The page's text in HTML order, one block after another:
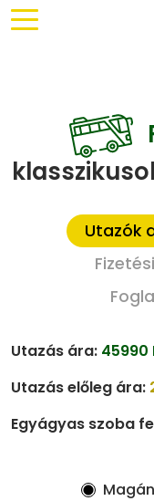
Utazók
Utazás ára:
Utazás előleg ára:
Egyágyas szoba